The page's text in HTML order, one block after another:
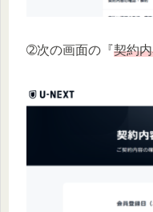
➁次の画面の『契約